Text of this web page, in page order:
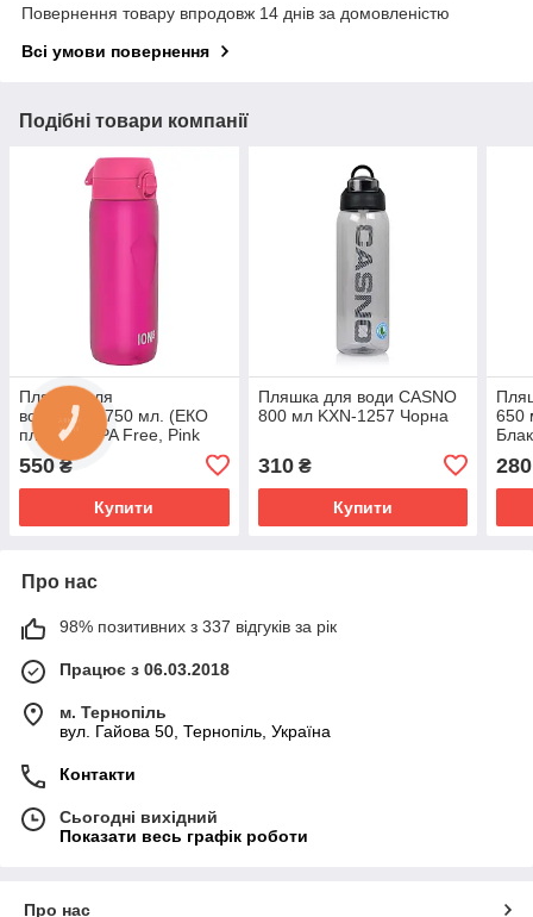
Повернення товару впродовж 14 днів за домовленістю
Всі умови повернення
Подібні товари компанії
Пляшка для
води ION8 750 мл. (ЕКО
пляшка) BPA Free, Pink
550₴
Купити
Пляшка для води CASNO
800 мл KXN-1257 Чорна
310₴
Купити
650
280
Про нас
98% позитивних з 337 відгуків за рік
Працює з 06.03.2018
м. Тернопіль
вул. Гайова 50, Тернопіль, Україна
Контакти
Сьогодні вихідний
Показати весь графік роботи
Про нас